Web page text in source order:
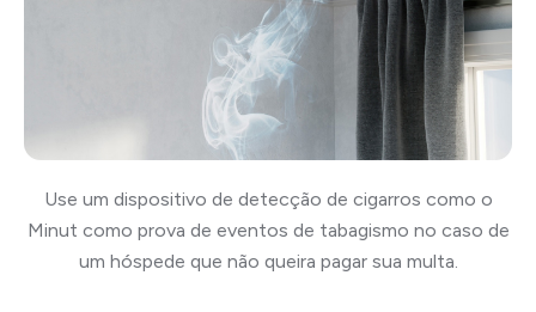
Use um dispositivo de detecção de cigarros como o
Minut como prova de eventos de tabagismo no caso de
um hóspede que não queira pagar sua multa.